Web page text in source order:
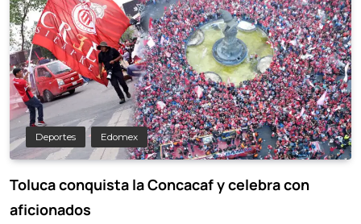
Deportes Edomex
Toluca conquista la Concacaf y celebra con
aficionados